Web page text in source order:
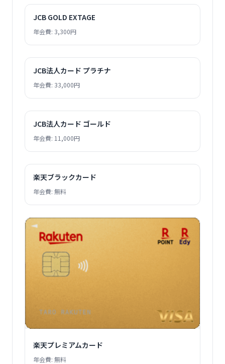
JCB GOLD EXTAGE
年会費: 3,300円
JCB法人カード プラチナ
年会費: 33,000円
JCB法人カード ゴールド
年会費: 11,000円
楽天ブラックカード
年会費: 無料
楽天プレミアムカード
年会費: 無料